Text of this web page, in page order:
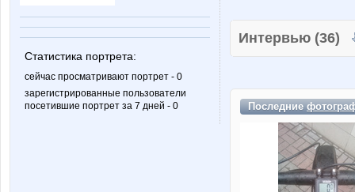
Статистика портрета:
сейчас просматривают портрет - 0
зарегистрированные пользователи
посетившие портрет за 7 дней - 0
Интервью (36)
Последние